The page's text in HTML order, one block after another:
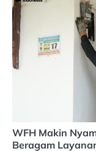
WFH Makin
Beragam